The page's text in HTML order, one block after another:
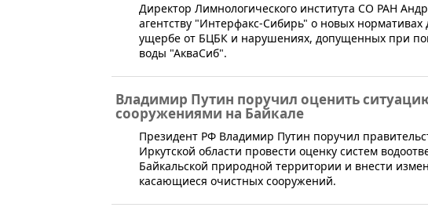
​Директор Лимнологического института СО РАН
агентству "Интерфакс-Сибирь" о новых
ущербе от БЦБК и нарушениях, допущенных при
воды "АкваСиб".
Владимир Путин поручил оценить
сооружениями на Байкале
​Президент РФ Владимир Путин поручил
Иркутской области провести оценку систем
Байкальской природной территории и внести
касающиеся очистных сооружений.